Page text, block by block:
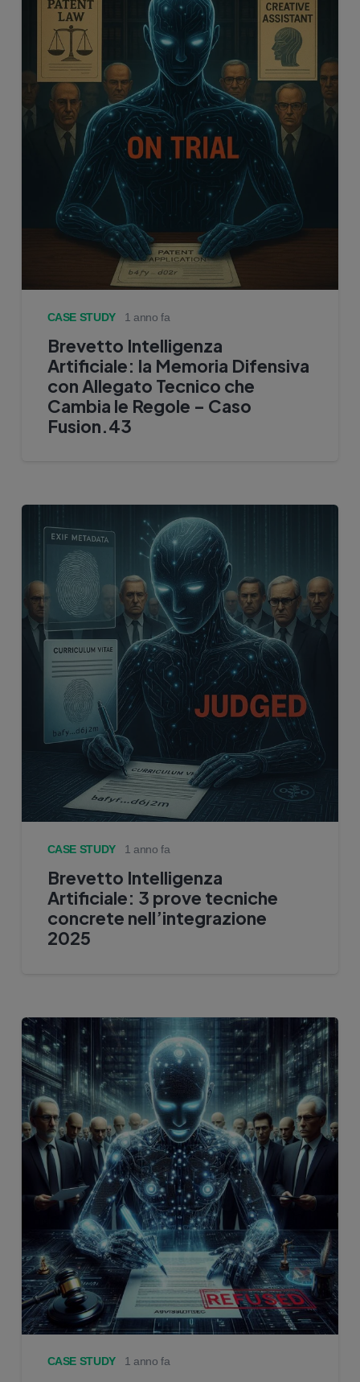
CASE STUDY 1 anno fa
Brevetto Intelligenza
Artificiale: la Memoria Difensiva
con Allegato Tecnico che
Cambia le Regole – Caso
Fusion.43
CASE STUDY 1 anno fa
Brevetto Intelligenza
Artificiale: 3 prove tecniche
concrete nell’integrazione
2025
CASE STUDY 1 anno fa